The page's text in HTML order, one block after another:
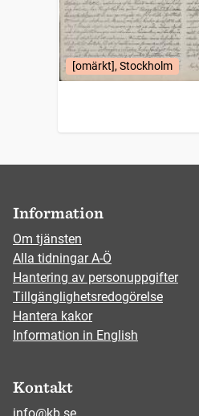
[omärkt], Stockholm
Information
Om tjänsten
Alla tidningar A-Ö
Hantering av personuppgifter
Tillgänglighetsredogörelse
Hantera kakor
Information in English
Kontakt